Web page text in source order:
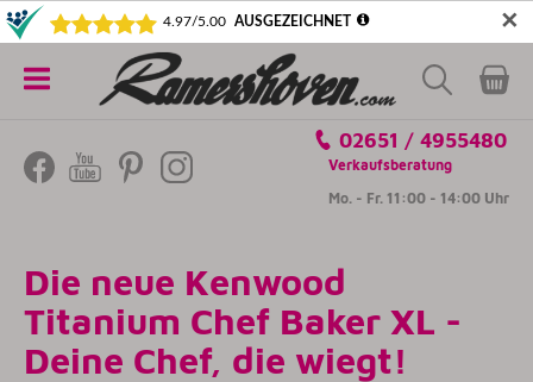
✕
5€ SICHERN! NEWSLETTER ABONNIEREN
Kategorien
02651 / 4955480
Verkaufsberatung
Mo. - Fr. 11:00 - 14:00 Uhr
Die neue Kenwood
Titanium Chef Baker XL -
Deine Chef, die wiegt!